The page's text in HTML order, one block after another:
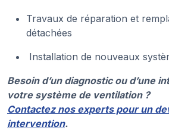
Travaux de réparation et
détachées
Installation de nouveaux
Besoin d’un diagnostic ou d’une
votre système de ventilation ?
Contactez nos experts pour un
intervention.